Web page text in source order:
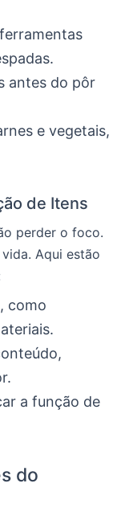
antes do pôr
e vegetais,
de Itens
perder o foco.
Aqui estão
como
a função de
do